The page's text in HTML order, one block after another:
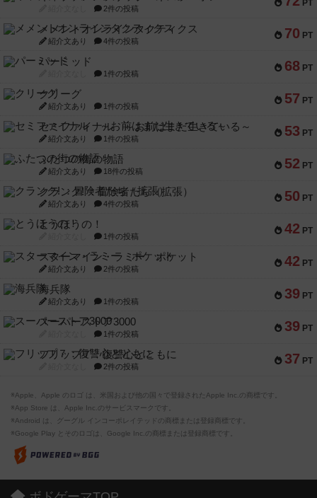
PT
2件の投稿
70 PT
メメントオンラインタクティクス
紹介文あり 4件の投稿
68 PT
パーミッド
1件の投稿
57 PT
クリーグ
紹介文あり 1件の投稿
53 PT
セミファイナル ～お前はまだ生きている～
紹介文あり 1件の投稿
52 PT
ふたつの街の物語
紹介文あり 18件の投稿
50 PT
クランク! ：冒険者たち（拡張）
紹介文あり 4件の投稿
42 PT
とうほうの！
1件の投稿
42 PT
スターマイン・ラミー ポケット
紹介文あり 2件の投稿
39 PT
海兵隊
紹介文あり 1件の投稿
39 PT
スーパーストア3000
1件の投稿
37 PT
フリップ７：復讐心とともに
2件の投稿
※Apple、Apple のロゴ は、米国および他の国々で登録されたApple Inc.の商標です。
※App Store は、Apple Inc.のサービスマークです。
※Android は、グーグル インコーポレイテッドの商標または登録商標です。
※Google Play とそのロゴは、Google Inc.の商標または登録商標です。